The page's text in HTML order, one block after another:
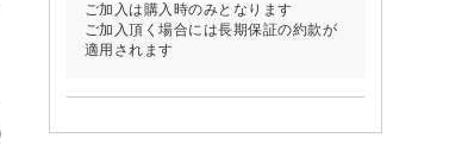
ご加入は購入時のみとなります
ご加入頂く場合には長期保証の約款が
適用されます